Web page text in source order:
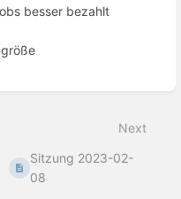
besser bezahlt
Next
Sitzung 2023-02-
08